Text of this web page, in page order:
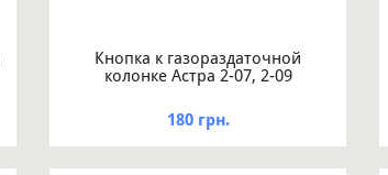
Кнопка к газораздаточной
колонке Астра 2-07, 2-09
180 грн.